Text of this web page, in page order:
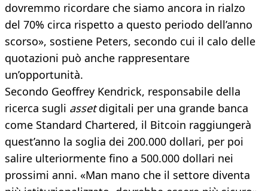
dovremmo ricordare che siamo ancora in rialzo
del 70% circa rispetto a questo periodo dell’anno
scorso», sostiene Peters, secondo cui il calo delle
quotazioni può anche rappresentare
un’opportunità.
Secondo Geoffrey Kendrick, responsabile della
ricerca sugli assetdigitali per una grande banca
come Standard Chartered, il Bitcoin raggiungerà
quest’anno la soglia dei 200.000 dollari, per poi
salire ulteriormente fino a 500.000 dollari nei
prossimi anni. «Man mano che il settore diventa